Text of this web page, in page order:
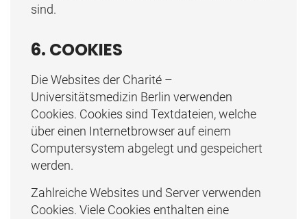
sind.
6. COOKIES
Die Websites der Charité –
Universitätsmedizin Berlin verwenden
Cookies. Cookies sind Textdateien, welche
über einen Internetbrowser auf einem
Computersystem abgelegt und gespeichert
werden.
Zahlreiche Websites und Server verwenden
Cookies. Viele Cookies enthalten eine